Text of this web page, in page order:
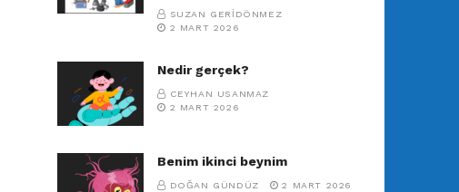
SUZAN GERIDÖNMEZ
2 MART 2026
Nedir gerçek?
CEYHAN USANMAZ
2 MART 2026
Benim ikinci beynim
DOĞAN GÜNDÜZ 2 MART 2026